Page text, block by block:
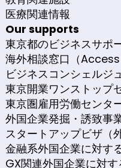
医療関連情報
Our supports
東京都のビジネスサポ
海外相談窓口（Access
ビジネスコンシェルジ
東京開業ワンストップ
東京圏雇用労働センタ
外国企業発掘・誘致事
スタートアップビザ（
金融系外国企業に対す
GX関連外国企業に対